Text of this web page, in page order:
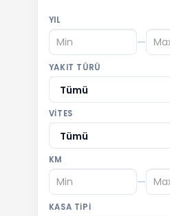
YIL
—
YAKIT TÜRÜ
Tümü
VITES
Tümü
KM
—
KASA TIPI